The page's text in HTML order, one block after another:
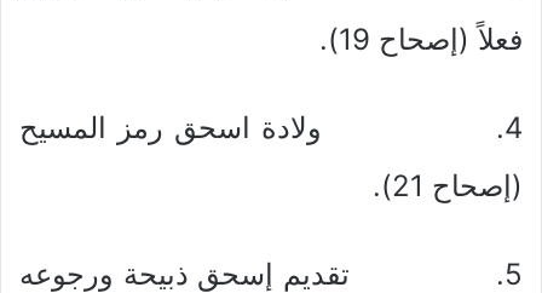
فعلاً (إصحاح 19).
4. ولادة اسحق رمز المسيح
(إصحاح 21).
5. تقديم إسحق ذبيحة ورجوعه